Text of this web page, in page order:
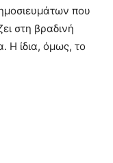
που
στη βραδινή
Η ίδια, όμως, το